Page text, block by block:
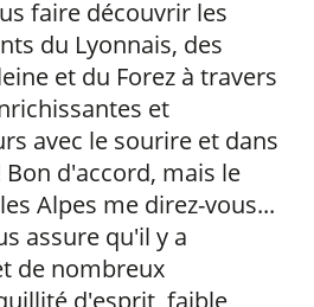
faire découvrir les
du Lyonnais, des
et du Forez à travers
et
avec le sourire et dans
d'accord, mais le
Alpes me direz-vous...
assure qu'il y a
de nombreux
d'esprit, faible